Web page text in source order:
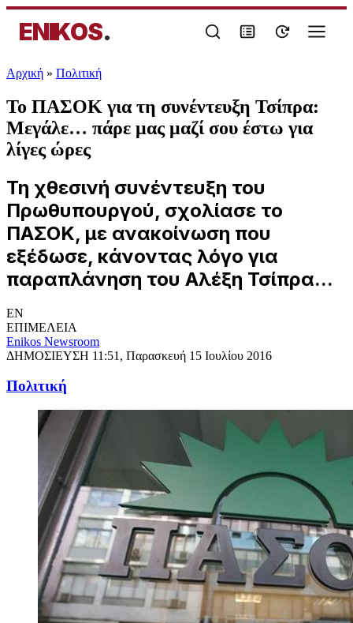
ENIKOS.
Αρχική » Πολιτική
Το ΠΑΣΟΚ για τη συνέντευξη Τσίπρα:
Μεγάλε… πάρε μας μαζί σου έστω για
λίγες ώρες
Τη χθεσινή συνέντευξη του
Πρωθυπουργού, σχολίασε το
ΠΑΣΟΚ, με ανακοίνωση που
εξέδωσε, κάνοντας λόγο για
παραπλάνηση του Αλέξη Τσίπρα...
EN
ΕΠΙΜΕΛΕΙΑ
Enikos Newsroom
ΔΗΜΟΣΙΕΥΣΗ 11:51, Παρασκευή 15 Ιουλίου 2016
Πολιτική